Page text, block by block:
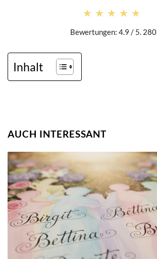
★★★★★
★★★★★
Bewertungen: 4.9 / 5. 280
Inhalt
AUCH INTERESSANT